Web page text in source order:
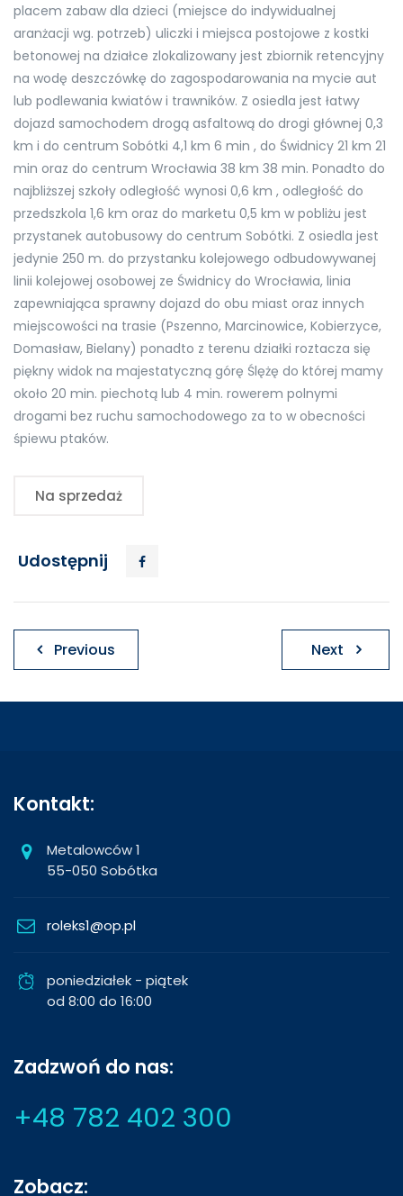
placem zabaw dla dzieci (miejsce do indywidualnej
aranżacji wg. potrzeb) uliczki i miejsca postojowe z kostki
betonowej na działce zlokalizowany jest zbiornik retencyjny
na wodę deszczówkę do zagospodarowania na mycie aut
lub podlewania kwiatów i trawników. Z osiedla jest łatwy
dojazd samochodem drogą asfaltową do drogi głównej 0,3
km i do centrum Sobótki 4,1 km 6 min , do Świdnicy 21 km 21
min oraz do centrum Wrocławia 38 km 38 min. Ponadto do
najbliższej szkoły odległość wynosi 0,6 km , odległość do
przedszkola 1,6 km oraz do marketu 0,5 km w pobliżu jest
przystanek autobusowy do centrum Sobótki. Z osiedla jest
jedynie 250 m. do przystanku kolejowego odbudowywanej
linii kolejowej osobowej ze Świdnicy do Wrocławia, linia
zapewniająca sprawny dojazd do obu miast oraz innych
miejscowości na trasie (Pszenno, Marcinowice, Kobierzyce,
Domasław, Bielany) ponadto z terenu działki roztacza się
piękny widok na majestatyczną górę Ślężę do której mamy
około 20 min. piechotą lub 4 min. rowerem polnymi
drogami bez ruchu samochodowego za to w obecności
śpiewu ptaków.
Na sprzedaż
Udostępnij
Nawigacja
wpisu
Previous Next
Kontakt:
Metalowców 1
55-050 Sobótka
roleks1@op.pl
poniedziałek - piątek
od 8:00 do 16:00
Zadzwoń do nas:
+48 782 402 300
Zobacz: